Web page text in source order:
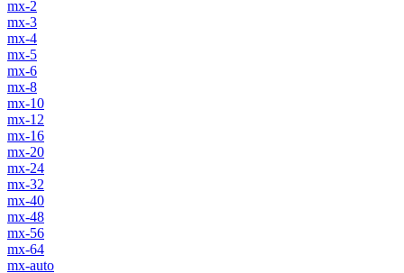
mx-2
mx-3
mx-4
mx-5
mx-6
mx-8
mx-10
mx-12
mx-16
mx-20
mx-24
mx-32
mx-40
mx-48
mx-56
mx-64
mx-auto